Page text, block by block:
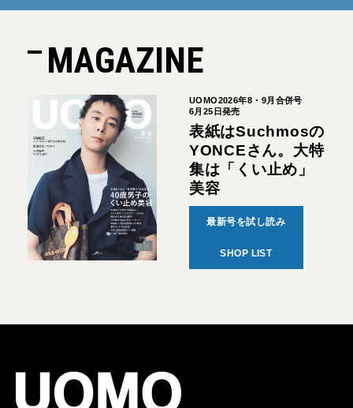
MAGAZINE
UOMO2026年8・9月合併号
6月25日発売
表紙はSuchmosの
YONCEさん。大特
集は「くい止め」
美容
最新号を試し読み
SHOP LIST